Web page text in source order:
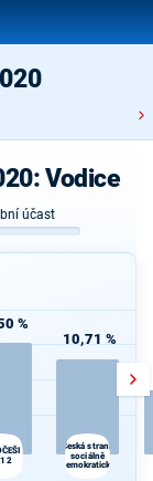
Vodice
účast
%
10,71 %
Česká strana
sociálně
demokratická